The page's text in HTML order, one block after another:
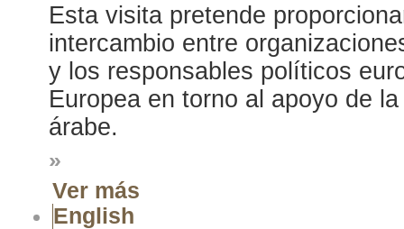
Esta visita pretende
intercambio entre
y los responsables políticos
Europea en torno al apoyo de
árabe.
»
Ver más
English